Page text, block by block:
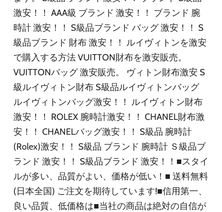
激安！！ AAA級 ブランド 激安！！ ブランド 腕
時計 激安！！ S級品ブランド バッグ 激安！！ S
級品ブランド 財布 激安！！ ルイヴィトンを激安
で購入する方法 VUITTON財布を激安販売。
VUITTONバッグ 激安販売。 ヴィトン財布激安 S
級ルイヴィトン財布 S級品ルイヴィトンバッグ
ルイヴィトンバッグ激安！！ ルイヴィトン財布
激安！！ ROLEX 腕時計激安！！ CHANEL財布激
安！！ CHANELバッグ激安！！ S級品 腕時計
(Rolex)激安！！ S級品 ブランド 腕時計 Ｓ級品ブ
ランド 激安！！ S級品ブランド 激安！！■スタイ
ルが多い、品質がよい、価格が低い！■ 送料無料
(日本全国) ご注文を期待しています!■信用第一、
良い品質、低価格は■当社の商品は絶対の自信が